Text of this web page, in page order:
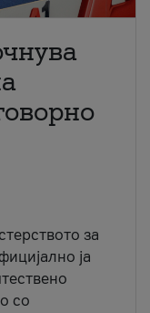
за
ја
со